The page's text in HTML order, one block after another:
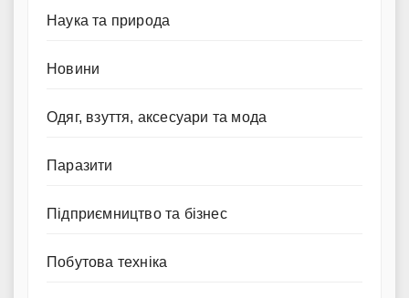
Наука та природа
Новини
Одяг, взуття, аксесуари та мода
Паразити
Підприємництво та бізнес
Побутова техніка